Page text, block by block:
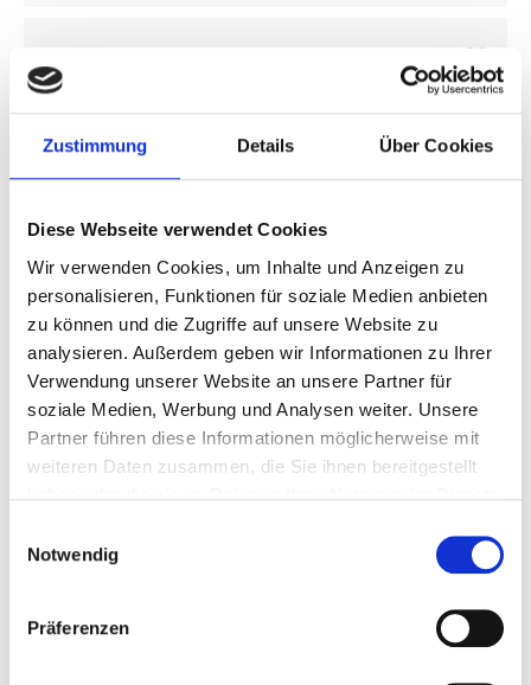
Zustimmung Details Über Cookies
Diese Webseite verwendet Cookies
Wir verwenden Cookies, um Inhalte und Anzeigen zu
personalisieren, Funktionen für soziale Medien anbieten
zu können und die Zugriffe auf unsere Website zu
analysieren. Außerdem geben wir Informationen zu Ihrer
Verwendung unserer Website an unsere Partner für
soziale Medien, Werbung und Analysen weiter. Unsere
Partner führen diese Informationen möglicherweise mit
weiteren Daten zusammen, die Sie ihnen bereitgestellt
Notwendig
Präferenzen
RCD Espanyol - Getafe FC
28 oder 29 November
RCDE Stadium, Barcelona
Bezahlen Sie 50% heute!
€ 190